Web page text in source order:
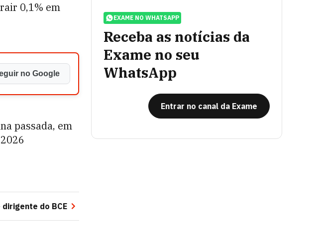
0,1% em
no Google
passada, em
do BCE
EXAME NO WHATSAPP
Receba as notícias da
Exame no seu
WhatsApp
Entrar no canal da Exame